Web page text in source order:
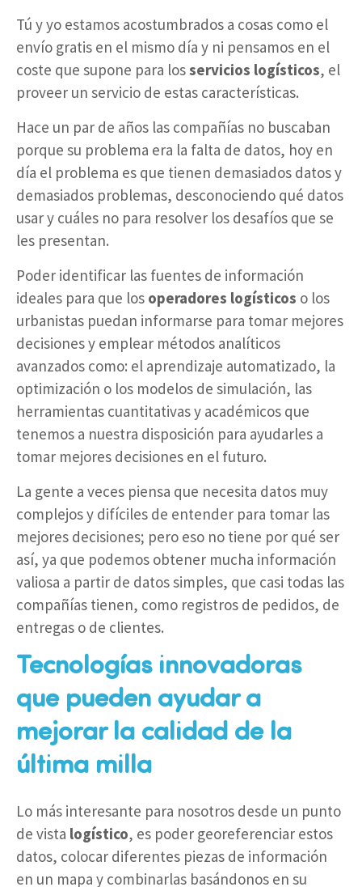
Tú y yo estamos acostumbrados a cosas como el
envío gratis en el mismo día y ni pensamos en el
coste que supone para losservicios logísticos, el
proveer un servicio de estas características.
Hace un par de años las compañías no buscaban
porque su problema era la falta de datos, hoy en
día el problema es que tienen demasiados datos y
demasiados problemas, desconociendo qué datos
usar y cuáles no para resolver los desafíos que se
les presentan.
Poder identificar las fuentes de información
ideales para que los operadores logísticos o los
urbanistas puedan informarse para tomar mejores
decisiones y emplear métodos analíticos
avanzados como: el aprendizaje automatizado, la
optimización o los modelos de simulación, las
herramientas cuantitativas y académicos que
tenemos a nuestra disposición para ayudarles a
tomar mejores decisiones en el futuro.
La gente a veces piensa que necesita datos muy
complejos y difíciles de entender para tomar las
mejores decisiones; pero eso no tiene por qué ser
así, ya que podemos obtener mucha información
valiosa a partir de datos simples, que casi todas las
compañías tienen, como registros de pedidos, de
entregas o de clientes.
Tecnologías innovadoras
que pueden ayudar a
mejorar la calidad de la
última milla
Lo más interesante para nosotros desde un punto
de vista logístico, es poder georeferenciar estos
datos, colocar diferentes piezas de información
en un mapa y combinarlas basándonos en su